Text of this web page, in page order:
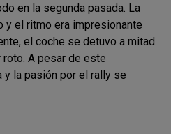
en la segunda pasada. La
y el ritmo era impresionante
el coche se detuvo a mitad
A pesar de este
y la pasión por el rally se